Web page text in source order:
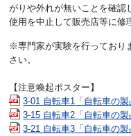
がりや外れが無いことを確認
使用を中止して販売店等に修
※専門家が実験を行っており
さい。
【注意喚起ポスター】
3-01 自転車1「自転車の製
3-15 自転車2「自転車の製
3-21 自転車3「自転車の製